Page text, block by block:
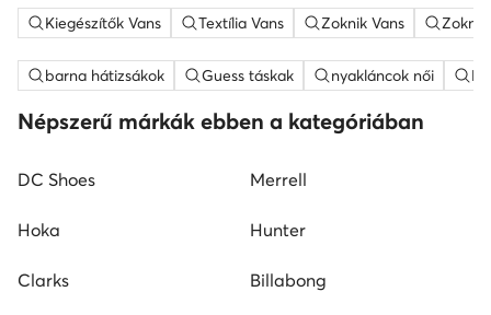
Kiegészítők Vans Textília Vans Zoknik Vans
barna hátizsákok Guess táskak nyakláncok női
Népszerű márkák ebben a kategóriában
DC Shoes Merrell
Hoka Hunter
Clarks Billabong